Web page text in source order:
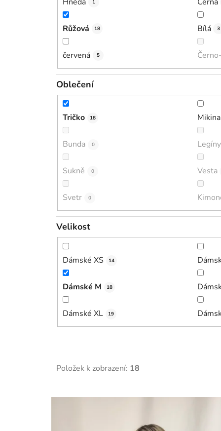
1
Růžová 18 Bílá 3
červená 5
Oblečení
Tričko 18 Mikina
Bunda 0 Legíny
Sukně 0 Vesta
Svetr 0
Velikost
Dámské XS 14
Dámské M 18
Dámské XL 19
Položek k zobrazení: 18
V